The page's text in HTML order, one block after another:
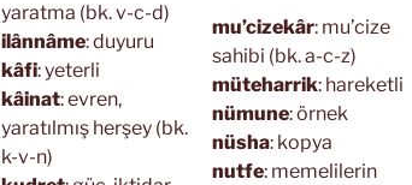
yaratma (bk. v-c-d)
ilânnâme: duyuru
kâfi: yeterli
kâinat: evren,
yaratılmış herşey (bk.
k-v-n)
mu’cizekâr: mu’cize
sahibi (bk. a-c-z)
müteharrik: hareketli
nümune: örnek
nüsha: kopya
nutfe: memelilerin